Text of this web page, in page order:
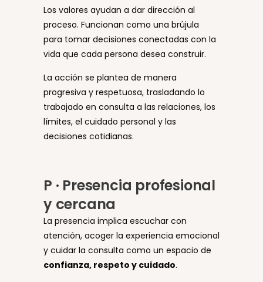
Los valores ayudan a dar dirección al
proceso. Funcionan como una brújula
para tomar decisiones conectadas con la
vida que cada persona desea construir.
La acción se plantea de manera
progresiva y respetuosa, trasladando lo
trabajado en consulta a las relaciones, los
límites, el cuidado personal y las
decisiones cotidianas.
P · Presencia profesional
y cercana
La presencia implica escuchar con
atención, acoger la experiencia emocional
y cuidar la consulta como un espacio de
confianza, respeto y cuidado.